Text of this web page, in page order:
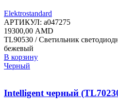
Elektrostandard
АРТИКУЛ: a047275
19300,00 AMD
TL90530 / Светильник
бежевый
В корзину
Черный
Intelligent черный